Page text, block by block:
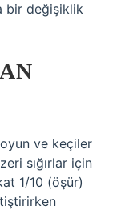
bir değişiklik
ve keçiler
sığırlar için
1/10 (öşür)